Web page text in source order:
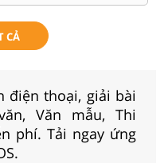
CẢ
điện thoại, giải bài
Văn mẫu, Thi
phí. Tải ngay ứng